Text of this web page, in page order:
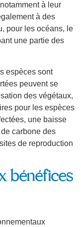
à leur
à des
pour les océans, le
une partie des
espèces sont
peuvent se
des végétaux,
pour les espèces
une baisse
carbone des
de reproduction
bénéfices